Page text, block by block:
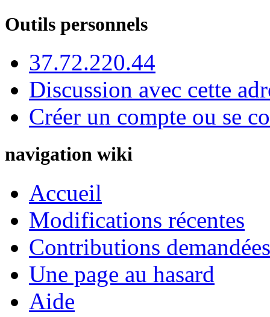
Outils personnels
37.72.220.44
Discussion avec cette
Créer un compte ou se
navigation wiki
Accueil
Modifications récentes
Contributions
Une page au hasard
Aide